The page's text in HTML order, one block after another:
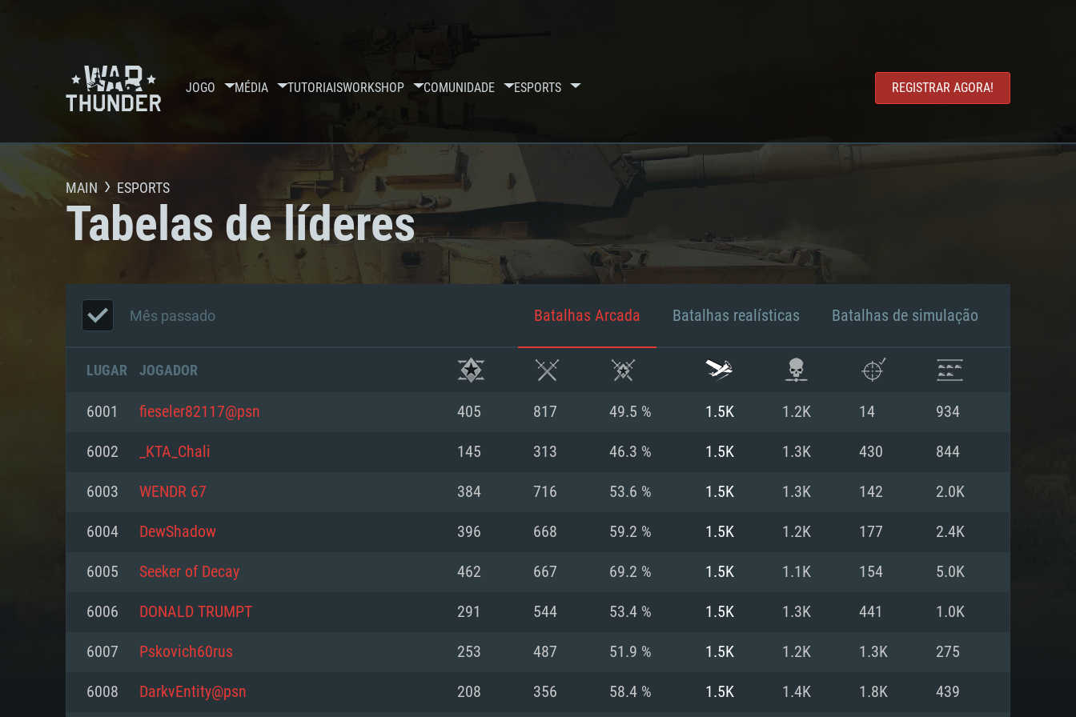
JOGO MÉDIA TUTORIAISWORKSHOP COMUNIDADE ESPORTS REGISTRAR AGORA!
REQUERIMENTOS DE SISTEMA
MAIN ESPORTS
Tabelas de líderes
Mês passado Batalhas Arcada Batalhas realísticas Batalhas de simulação
LUGAR JOGADOR
6001 fieseler82117@psn 405 817 49.5 % 1.5K 1.2K 14 934
6002 _KTA_Chali 145 313 46.3 % 1.5K 1.3K 430 844
6003 WENDR 67 384 716 53.6 % 1.5K 1.3K 142 2.0K
6004 DewShadow 396 668 59.2 % 1.5K 1.2K 177 2.4K
6005 Seeker of Decay 462 667 69.2 % 1.5K 1.1K 154 5.0K
6006 DONALD TRUMPT 291 544 53.4 % 1.5K 1.3K 441 1.0K
6007 Pskovich60rus 253 487 51.9 % 1.5K 1.2K 1.3K 275
6008 DarkvEntity@psn 208 356 58.4 % 1.5K 1.4K 1.8K 439